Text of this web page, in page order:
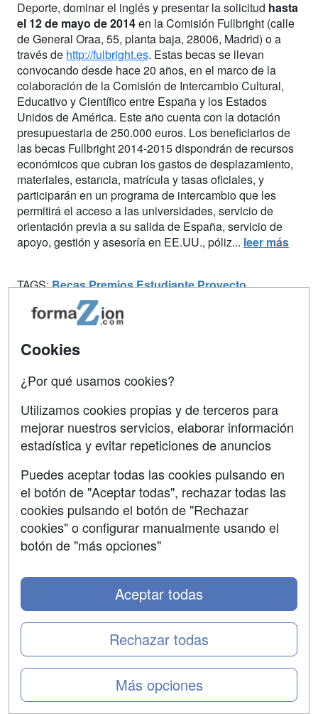
Deporte, dominar el inglés y presentar la solicitud hasta
el 12 de mayo de 2014en la Comisión Fullbright (calle
de General Oraa, 55, planta baja, 28006, Madrid) o a
través de http://fulbright.es. Estas becas se llevan
convocando desde hace 20 años, en el marco de la
colaboración de la Comisión de Intercambio Cultural,
Educativo y Científico entre España y los Estados
Unidos de América. Este año cuenta con la dotación
presupuestaria de 250.000 euros. Los beneficiarios de
las becas Fullbright 2014-2015 dispondrán de recursos
económicos que cubran los gastos de desplazamiento,
materiales, estancia, matrícula y tasas oficiales, y
participarán en un programa de intercambio que les
permitirá el acceso a las universidades, servicio de
orientación previa a su salida de España, servicio de
apoyo, gestión y asesoría en EE.UU., póliz... leer más
TAGS:BecasPremiosEstudianteProyecto
InternacionalEspaña
Se busca Inspector Nuclear para
trabajar en la UE
07/04/2014 -Sonia Pascual
La Oficina Europea de Selección de Personal (EPSO)
selecciona Inspectores Nucleares para supervisar los
132 reactores nucleares en funcionamiento en la Unión
Europea.
La Comisión Europea es el organismo encargado de
inspeccionar las instalaciones y materiales nucleares,
supervisar que se cumplan los protocolos de seguridad
y coordinar esta labor con otros agentes, socios
Cookies
¿Por qué usamos cookies?
Utilizamos cookies propias y de terceros para
mejorar nuestros servicios, elaborar información
estadística y evitar repeticiones de anuncios
Puedes aceptar todas las cookies pulsando en
el botón de "Aceptar todas", rechazar todas las
cookies pulsando el botón de "Rechazar
cookies" o configurar manualmente usando el
botón de "más opciones"
Más opciones
Rechazar todas
Aceptar todas